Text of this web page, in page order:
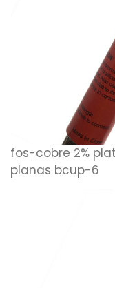
fos-cobre 2%
planas bcup-6